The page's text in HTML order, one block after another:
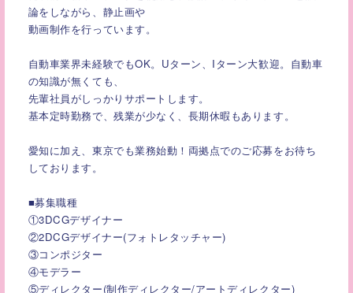
論をしながら、静止画や
動画制作を行っています。
自動車業界未経験でもOK。Uターン、Iターン大歓迎。自動車
の知識が無くても、
先輩社員がしっかりサポートします。
基本定時勤務で、残業が少なく、長期休暇もあります。
愛知に加え、東京でも業務始動！両拠点でのご応募をお待ち
しております。
■募集職種
①3DCGデザイナー
②2DCGデザイナー(フォトレタッチャー)
③コンポジター
④モデラー
⑤ディレクター(制作ディレクター/アートディレクター)